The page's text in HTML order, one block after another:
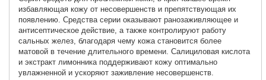
избавляющая кожу от несовершенств и препятствующая их
появлению. Средства серии оказывают ранозаживляющее и
антисептическое действие, а также контролируют работу
сальных желез, благодаря чему кожа становится более
матовой в течение длительного времени. Салициловая кислота
и экстракт лимонника поддерживают кожу оптимально
увлажненной и ускоряют заживление несовершенств.